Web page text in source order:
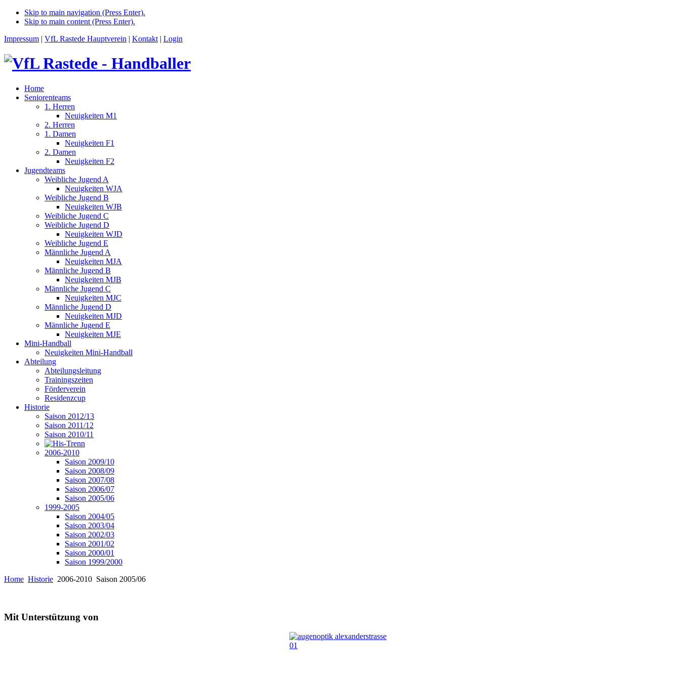
Skip to main navigation (Press Enter).
Skip to main content (Press Enter).
Impressum | VfL Rastede Hauptverein | Kontakt | Login
Home
Seniorenteams
1. Herren
Neuigkeiten M1
2. Herren
1. Damen
Neuigkeiten F1
2. Damen
Neuigkeiten F2
Jugendteams
Weibliche Jugend A
Neuigkeiten WJA
Weibliche Jugend B
Neuigkeiten WJB
Weibliche Jugend C
Weibliche Jugend D
Neuigkeiten WJD
Weibliche Jugend E
Männliche Jugend A
Neuigkeiten MJA
Männliche Jugend B
Neuigkeiten MJB
Männliche Jugend C
Neuigkeiten MJC
Männliche Jugend D
Neuigkeiten MJD
Männliche Jugend E
Neuigkeiten MJE
Mini-Handball
Neuigkeiten Mini-Handball
Abteilung
Abteilungsleitung
Trainingszeiten
Förderverein
Residenzcup
Historie
Saison 2012/13
Saison 2011/12
Saison 2010/11
2006-2010
Saison 2009/10
Saison 2008/09
Saison 2007/08
Saison 2006/07
Saison 2005/06
1999-2005
Saison 2004/05
Saison 2003/04
Saison 2002/03
Saison 2001/02
Saison 2000/01
Saison 1999/2000
Home Historie 2006-2010 Saison 2005/06
Mit Unterstützung von